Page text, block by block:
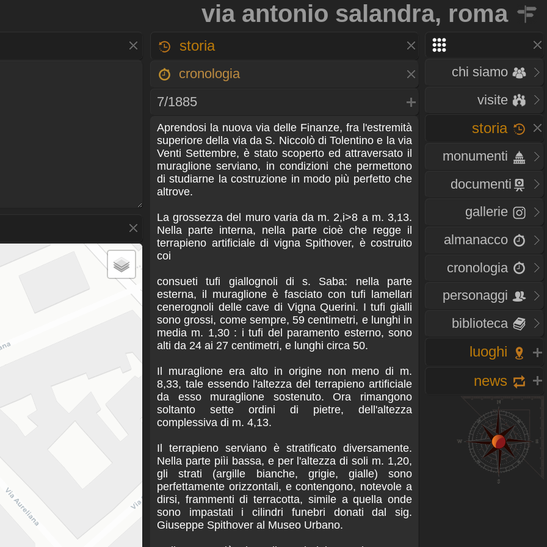
via antonio salandra, roma
chi siamo
visite
storia
monumenti
documenti
gallerie
almanacco
cronologia
personaggi
biblioteca
luoghi
news
storia
cronologia
7/1885
Aprendosi la nuova via delle Finanze, fra l'estremità
superiore della via da S. Niccolò di Tolentino e la via
Venti Settembre, è stato scoperto ed attraversato il
muraglione serviano, in condizioni che permettono
di studiarne la costruzione in modo più perfetto che
altrove.
La grossezza del muro varia da m. 2,i>8 a m. 3,13.
Nella parte interna, nella parte cioè che regge il
terrapieno artificiale di vigna Spithover, è costruito
coi
consueti tufi giallognoli di s. Saba: nella parte
esterna, il muraglione è fasciato con tufi lamellari
cenerognoli delle cave di Vigna Querini. I tufi gialli
sono grossi, come sempre, 59 centimetri, e lunghi in
media m. 1,30 : i tufi del paramento esterno, sono
alti da 24 ai 27 centimetri, e lunghi circa 50.
Il muraglione era alto in origine non meno di m.
8,33, tale essendo l'altezza del terrapieno artificiale
da esso muraglione sostenuto. Ora rimangono
soltanto sette ordini di pietre, dell'altezza
complessiva di m. 4,13.
Il terrapieno serviano è stratificato diversamente.
Nella parte piìi bassa, e per l'altezza di soli m. 1,20,
gli strati (argille bianche, grigie, gialle) sono
perfettamente orizzontali, e contengono, notevole a
dirsi, frammenti di terracotta, simile a quella onde
sono impastati i cilindri funebri donati dal sig.
Giuseppe Spithover al Museo Urbano.